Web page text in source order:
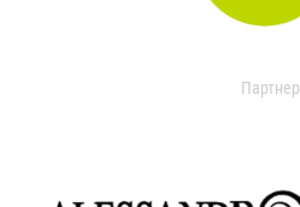
Партнер